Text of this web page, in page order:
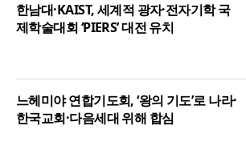
한남대·KAIST, 세계적 광자·전자기학 국
제학술대회 ‘PIERS’ 대전 유치
느헤미야 연합기도회, ‘왕의 기도’로 나라·
한국교회·다음세대 위해 합심